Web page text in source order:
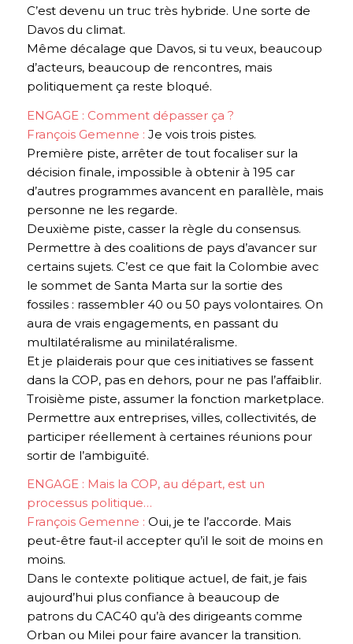
C’est devenu un truc très hybride. Une sorte de
Davos du climat.
Même décalage que Davos, si tu veux, beaucoup
d’acteurs, beaucoup de rencontres, mais
politiquement ça reste bloqué.
ENGAGE : Comment dépasser ça ?
François Gemenne : Je vois trois pistes.
Première piste, arrêter de tout focaliser sur la
décision finale, impossible à obtenir à 195 car
d’autres programmes avancent en parallèle, mais
personne ne les regarde.
Deuxième piste, casser la règle du consensus.
Permettre à des coalitions de pays d’avancer sur
certains sujets. C’est ce que fait la Colombie avec
le sommet de Santa Marta sur la sortie des
fossiles : rassembler 40 ou 50 pays volontaires. On
aura de vrais engagements, en passant du
multilatéralisme au minilatéralisme.
Et je plaiderais pour que ces initiatives se fassent
dansla COP, pas en dehors, pour ne pas l’affaiblir.
Troisième piste, assumer la fonction marketplace.
Permettre aux entreprises, villes, collectivités, de
participer réellement à certaines réunions pour
sortir de l’ambiguïté.
ENGAGE : Mais la COP, au départ, est un
processus politique…
François Gemenne : Oui, je te l’accorde. Mais
peut-être faut-il accepter qu’il le soit de moins en
moins.
Dans le contexte politique actuel, de fait, je fais
aujourd’hui plus confiance à beaucoup de
patrons du CAC40 qu’à des dirigeants comme
Orban ou Milei pour faire avancer la transition.